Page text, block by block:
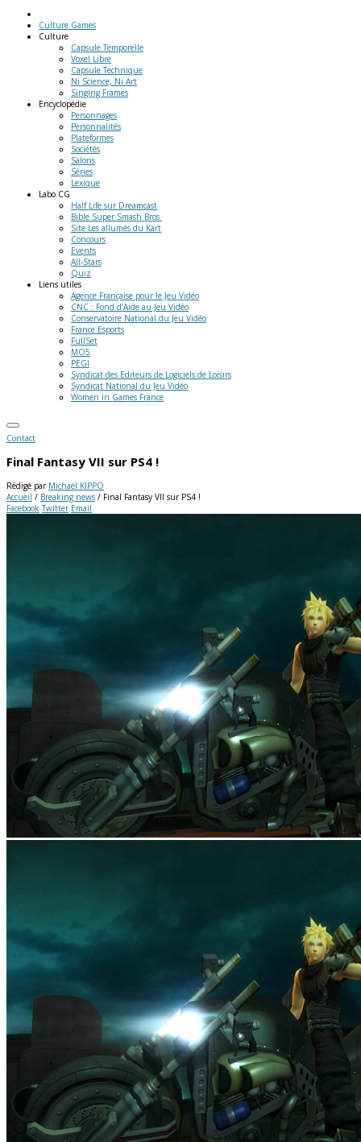
Culture Games
Culture
Capsule Temporelle
Voxel Libre
Capsule Technique
Ni Science, Ni Art
Singing Frames
Encyclopédie
Personnages
Personnalités
Plateformes
Sociétés
Salons
Séries
Lexique
Labo CG
Half Life sur Dreamcast
Bible Super Smash Bros.
Site Les allumés du Kart
Concours
Events
All-Stars
Quiz
Liens utiles
Agence Française pour le Jeu Vidéo
CNC : Fond d'Aide au Jeu Vidéo
Conservatoire National du Jeu Vidéo
France Esports
FullSet
MO5
PEGI
Syndicat des Editeurs de Logiciels de Loisirs
Syndicat National du Jeu Vidéo
Women in Games France
Contact
Final Fantasy VII sur PS4 !
Rédigé par Michaël KIPPO
Accueil / Breaking news / Final Fantasy VII sur PS4 !
Facebook Twitter Email